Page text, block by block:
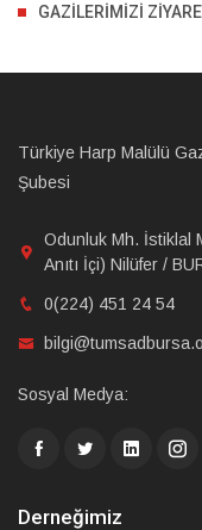
GAZİLERİMİZİ
Türkiye Harp Malülü
Şubesi
Odunluk Mh. İstiklal
Anıtı İçi) Nilüfer /
0(224) 451 24 54
Sosyal Medya:
Derneğimiz